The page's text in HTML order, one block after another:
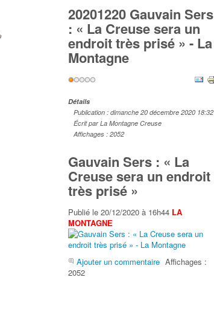
20201220 Gauvain Sers
: « La Creuse sera un
endroit très prisé » - La
Montagne
Vote
Détails
Publication : dimanche 20 décembre 2020 18:32
Écrit par La Montagne Creuse
Affichages : 2052
Gauvain Sers : « La
Creuse sera un endroit
très prisé »
Publié le 20/12/2020 à 16h44 LA
MONTAGNE
Ajouter un commentaire Affichages :
2052